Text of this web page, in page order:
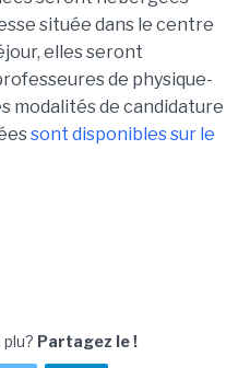
située dans le centre
elles seront
de physique-
modalités de candidature
sont disponibles sur le
Partagez le !